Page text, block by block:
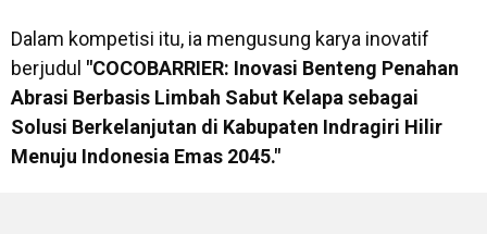
Dalam kompetisi itu, ia mengusung karya inovatif
berjudul "COCOBARRIER: Inovasi Benteng Penahan
Abrasi Berbasis Limbah Sabut Kelapa sebagai
Solusi Berkelanjutan di Kabupaten Indragiri Hilir
Menuju Indonesia Emas 2045."